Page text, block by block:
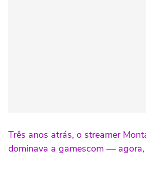
Três anos atrás, o streamer
dominava a gamescom —